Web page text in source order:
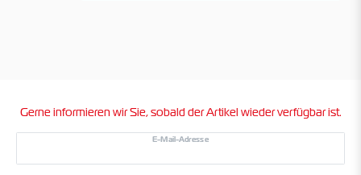
Gerne informieren wir Sie, sobald der Artikel wieder verfügbar ist.
E-Mail-Adresse